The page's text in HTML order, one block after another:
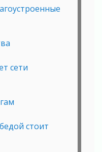
сети
стоит